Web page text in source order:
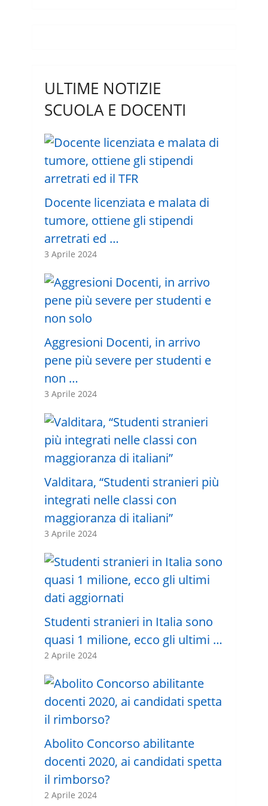
ULTIME NOTIZIE
SCUOLA E DOCENTI
Docente licenziata e malata di
tumore, ottiene gli stipendi
arretrati ed …
3 Aprile 2024
Aggresioni Docenti, in arrivo
pene più severe per studenti e
non …
3 Aprile 2024
Valditara, “Studenti stranieri più
integrati nelle classi con
maggioranza di italiani”
3 Aprile 2024
Studenti stranieri in Italia sono
quasi 1 milione, ecco gli ultimi …
2 Aprile 2024
Abolito Concorso abilitante
docenti 2020, ai candidati spetta
il rimborso?
2 Aprile 2024